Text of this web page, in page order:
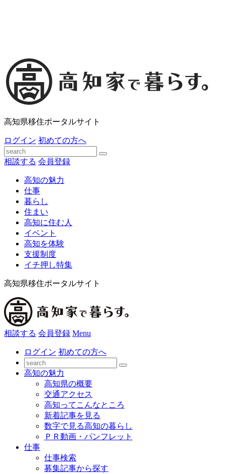
高知県移住ポータルサイト
ログイン 初めての方へ
相談する 会員登録
高知の魅力
仕事
暮らし
住まい
高知に住む人
イベント
高知を体験
支援制度
イチ押し特集
高知県移住ポータルサイト
相談する 会員登録 Menu
ログイン 初めての方へ
高知の魅力
高知県の概要
交通アクセス
高知ってこんなところ
新着記事を見る
数字で見る高知の暮らし
ＰＲ動画・パンフレット
仕事
仕事検索
募集記事から探す